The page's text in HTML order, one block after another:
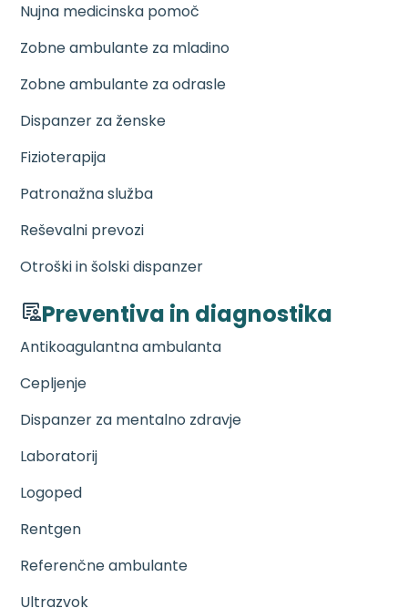
Nujna medicinska pomoč
Zobne ambulante za mladino
Zobne ambulante za odrasle
Dispanzer za ženske
Fizioterapija
Patronažna služba
Reševalni prevozi
Otroški in šolski dispanzer
Preventiva in diagnostika
Antikoagulantna ambulanta
Cepljenje
Dispanzer za mentalno zdravje
Laboratorij
Logoped
Rentgen
Referenčne ambulante
Ultrazvok